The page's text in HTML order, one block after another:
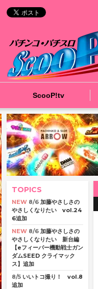
ScooP!tv
TOPICS
NEW 8/6 加藤やさしさの
やさしくなりたい vol.24
6追加
NEW 8/6 加藤やさしさの
やさしくなりたい 新台編
【eフィーバー機動戦士ガン
ダムSEED クライマック
ス】追加
8/5 いいトコ撮り！ vol.8
追加